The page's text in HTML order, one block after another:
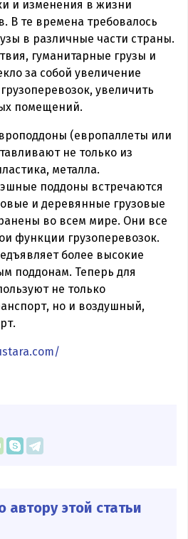
и изменения в жизни
В те времена требовалось
в различные части страны.
гуманитарные грузы и
за собой увеличение
увеличить
помещений.
(европаллеты или
не только из
металла.
поддоны встречаются
и деревянные грузовые
во всем мире. Они все
функции грузоперевозок.
более высокие
поддонам. Теперь для
не только
но и воздушный,
автору этой статьи